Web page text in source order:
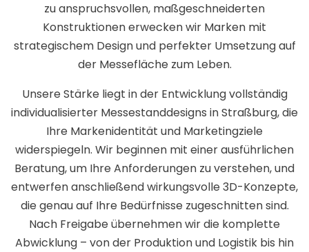
zu anspruchsvollen, maßgeschneiderten
Konstruktionen erwecken wir Marken mit
strategischem Design und perfekter Umsetzung auf
der Messefläche zum Leben.
Unsere Stärke liegt in der Entwicklung vollständig
individualisierter Messestanddesigns in Straßburg, die
Ihre Markenidentität und Marketingziele
widerspiegeln. Wir beginnen mit einer ausführlichen
Beratung, um Ihre Anforderungen zu verstehen, und
entwerfen anschließend wirkungsvolle 3D-Konzepte,
die genau auf Ihre Bedürfnisse zugeschnitten sind.
Nach Freigabe übernehmen wir die komplette
Abwicklung – von der Produktion und Logistik bis hin